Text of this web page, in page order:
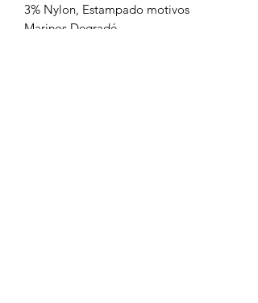
3% Nylon, Estampado motivos
Marinos Degradé.